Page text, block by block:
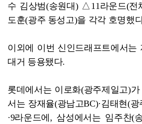
수 김상범(송원대) △11라운드(전
도훈(광주 동성고)을 각각 호명했
이외에 이번 신인드래프트에서는
대거 등용됐다.
롯데에서는 이로화(광주제일고)가
서는 장재율(광남고BC)·김태현(
·9라운드에, 삼성에서는 임주찬(